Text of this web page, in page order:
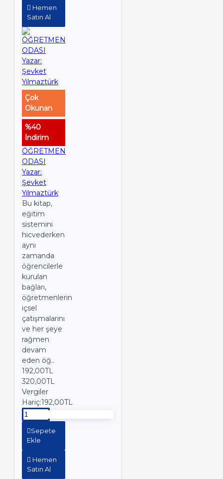
Hemen
Satın Al
Çok
Okunan
%40
İndirim
ÖĞRETMEN
ODASI
Yazar:
Şevket
Yılmaztürk
Bu kitap,
eğitim
sistemini
hicvederken
aynı
zamanda
öğrencilerle
kurulan
bağları,
öğretmenlerin
içsel
çatışmalarını
ve her şeye
rağmen
devam
eden öğ..
192,00TL
320,00TL
Vergiler
Hariç:192,00TL
Sepete
Ekle
Hemen
Satın Al